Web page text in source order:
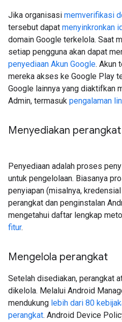
Jika organisasi memverifikasi
tersebut dapat menyinkronkan
domain Google terkelola. Saat
setiap pengguna akan dapat
penyediaan Akun Google. Akun
mereka akses ke Google Play
Google lainnya yang diaktifkan
Admin, termasuk pengalaman
Menyediakan
Penyediaan adalah proses
untuk pengelolaan. Biasanya
penyiapan (misalnya,
perangkat dan penginstalan
mengetahui daftar lengkap
fitur.
Mengelola perangkat
Setelah disediakan, perangkat
dikelola. Melalui Android
mendukung lebih dari 80
perangkat. Android Device